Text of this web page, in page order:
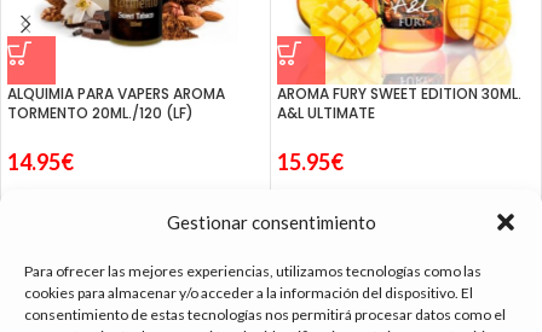
Gestionar consentimiento
Para ofrecer las mejores experiencias, utilizamos tecnologías como las
cookies para almacenar y/o acceder a la información del dispositivo. El
consentimiento de estas tecnologías nos permitirá procesar datos como el
ALQUIMIA PARA VAPERS AROMA
TORMENTO 20ML./120 (LF)
14.95€
AROMA FURY SWEET EDITION 30ML.
A&L ULTIMATE
15.95€